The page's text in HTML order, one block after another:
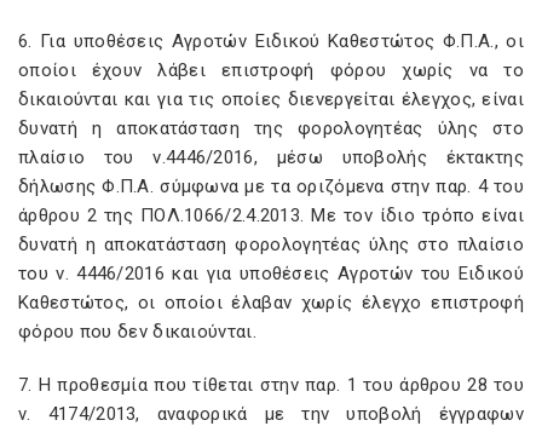
6. Για υποθέσεις Αγροτών Ειδικού Καθεστώτος Φ.Π.Α., οι
οποίοι έχουν λάβει επιστροφή φόρου χωρίς να το
δικαιούνται και για τις οποίες διενεργείται έλεγχος, είναι
δυνατή η αποκατάσταση της φορολογητέας ύλης στο
πλαίσιο του ν.4446/2016, μέσω υποβολής έκτακτης
δήλωσης Φ.Π.Α. σύμφωνα με τα οριζόμενα στην παρ. 4 του
άρθρου 2 της ΠΟΛ.1066/2.4.2013. Με τον ίδιο τρόπο είναι
δυνατή η αποκατάσταση φορολογητέας ύλης στο πλαίσιο
του ν. 4446/2016 και για υποθέσεις Αγροτών του Ειδικού
Καθεστώτος, οι οποίοι έλαβαν χωρίς έλεγχο επιστροφή
φόρου που δεν δικαιούνται.
7. Η προθεσμία που τίθεται στην παρ. 1 του άρθρου 28 του
ν. 4174/2013, αναφορικά με την υποβολή έγγραφων